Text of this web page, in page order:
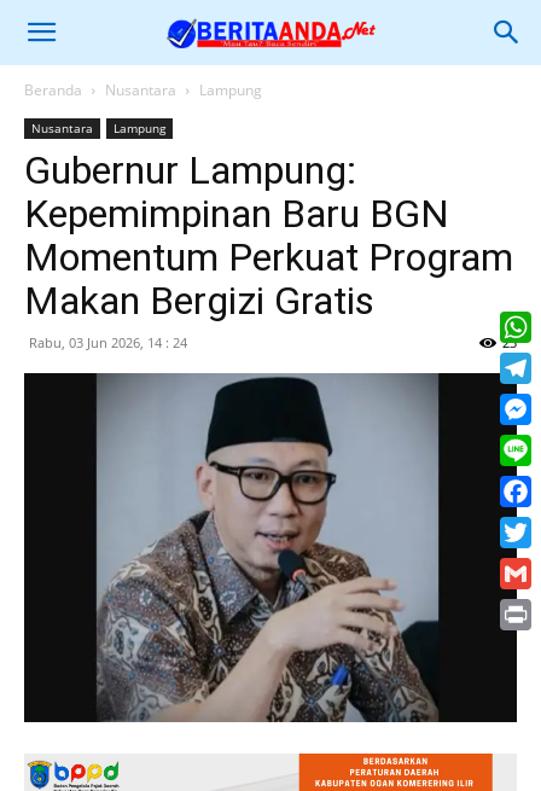
Beranda Nusantara Lampung
Nusantara Lampung
Gubernur Lampung:
Kepemimpinan Baru BGN
Momentum Perkuat Program
Makan Bergizi Gratis
Rabu, 03 Jun 2026, 14 : 24 23
Line